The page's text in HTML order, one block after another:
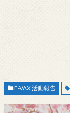
E-VAX 活動報告